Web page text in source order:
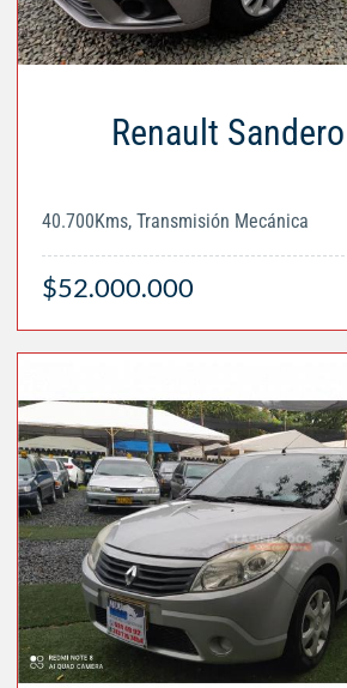
Renault
40.700Kms, Transmisión Mecánica
$52.000.000